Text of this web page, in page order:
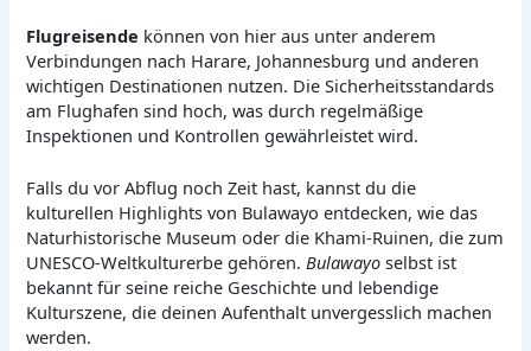
Flugreisende können von hier aus unter anderem
Verbindungen nach Harare, Johannesburg und anderen
wichtigen Destinationen nutzen. Die Sicherheitsstandards
am Flughafen sind hoch, was durch regelmäßige
Inspektionen und Kontrollen gewährleistet wird.
Falls du vor Abflug noch Zeit hast, kannst du die
kulturellen Highlights von Bulawayo entdecken, wie das
Naturhistorische Museum oder die Khami-Ruinen, die zum
UNESCO-Weltkulturerbe gehören.Bulawayo selbst ist
bekannt für seine reiche Geschichte und lebendige
Kulturszene, die deinen Aufenthalt unvergesslich machen
werden.